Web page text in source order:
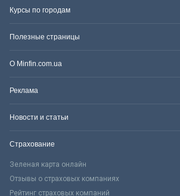
Курсы по городам
Полезные страницы
О Minfin.com.ua
Реклама
Новости и статьи
Страхование
Зеленая карта онлайн
Отзывы о страховых компаниях
Рейтинг страховых компаний